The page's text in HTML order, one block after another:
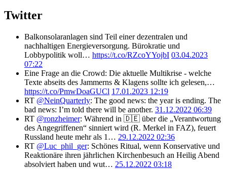
Twitter
Balkonsolaranlagen sind Teil einer dezentralen und
nachhaltigen Energieversorgung. Bürokratie und
Lobbypolitik woll… https://t.co/RZcoYYojbI 03.04.2023
07:22
Eine Frage an die Crowd: Die aktuelle Multikrise - welche
Texte abseits des Jammerns & Klagens sollte ich gelesen,…
https://t.co/PmwDoaGUCl 17.01.2023 12:19
RT @NeinQuarterly: The good news: the year is ending. The
bad news: I’m told there will be another. 31.12.2022 06:39
RT @ronzheimer: Während in 🇩🇪 über die „Verantwortung
des Angegriffenen“ sinniert wird (R. Merkel in FAZ), feuert
Russland heute mehr als 1… 29.12.2022 02:36
RT @Luc_phil_ger: Schönes Ritual, wenn Konservative und
Reaktionäre ihren jährlichen Kirchenbesuch an Heilig Abend
absolviert haben und wut… 25.12.2022 03:18